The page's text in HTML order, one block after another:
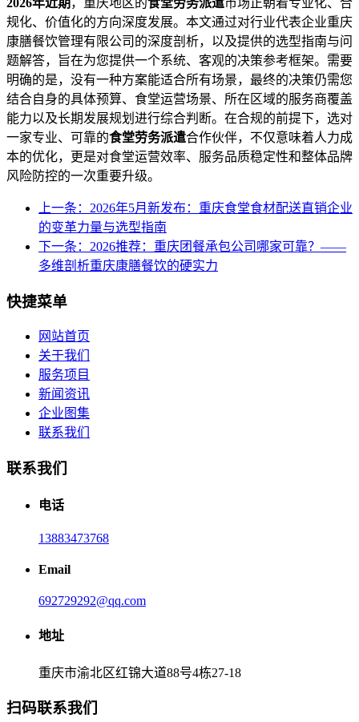
规化、价值化的方向深度发展。本文通过对行业代表企业重庆
康膳餐饮管理有限公司的深度剖析，以及提供的选型指南与问
题解答，旨在为您提供一个系统、客观的决策参考框架。需要
明确的是，没有一种方案能适合所有场景，最终的决策仍需您
结合自身的具体预算、食堂运营场景、所在区域的服务商覆盖
能力以及长期发展规划进行综合判断。在合规的前提下，选对
一家专业、可靠的食堂劳务派遣合作伙伴，不仅意味着人力成
本的优化，更是对食堂运营效率、服务品质稳定性和整体品牌
风险防控的一次重要升级。
上一条：2026年5月新发布：重庆食堂食材配送直销企业
的变革力量与选型指南
下一条：2026推荐：重庆团餐承包公司哪家可靠？——
多维剖析重庆康膳餐饮的硬实力
快捷菜单
网站首页
关于我们
服务项目
新闻资讯
企业图集
联系我们
联系我们
电话
13883473768
Email
692729292@qq.com
地址
重庆市渝北区红锦大道88号4栋27-18
扫码联系我们